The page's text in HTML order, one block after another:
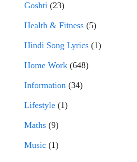
Goshti (23)
Health & Fitness (5)
Hindi Song Lyrics (1)
Home Work (648)
Information (34)
Lifestyle (1)
Maths (9)
Music (1)